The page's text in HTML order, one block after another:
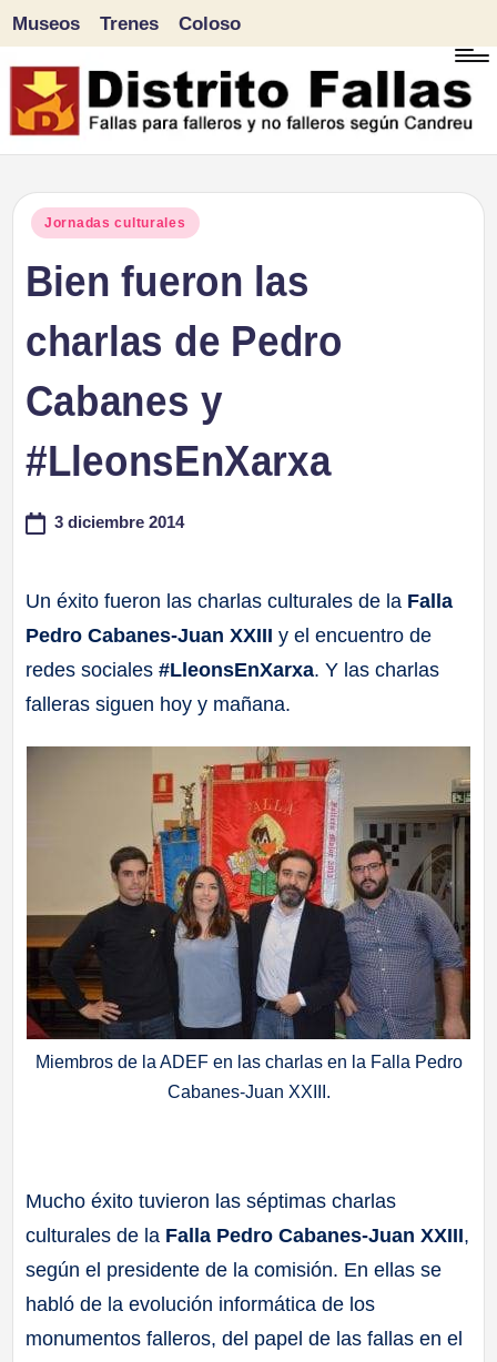
Saltar
al
Museos Trenes Coloso
Publicado
Jornadas culturales
Bien fueron las
charlas de Pedro
Cabanes y
#LleonsEnXarxa
3 diciembre 2014
Un éxito fueron las charlas culturales de la Falla
Pedro Cabanes-Juan XXIII y el encuentro de
redes sociales#LleonsEnXarxa. Y las charlas
falleras siguen hoy y mañana.
Miembros de la ADEF en las charlas en la Falla Pedro
Cabanes-Juan XXIII.
Mucho éxito tuvieron las séptimas charlas
culturales de la Falla Pedro Cabanes-Juan XXIII,
según el presidente de la comisión. En ellas se
habló de la evolución informática de los
monumentos falleros, del papel de las fallas en el